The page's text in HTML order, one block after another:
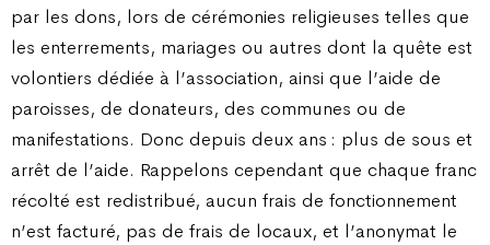
par les dons, lors de cérémonies religieuses telles que
les enterrements, mariages ou autres dont la quête est
volontiers dédiée à l’association, ainsi que l’aide de
paroisses, de donateurs, des communes ou de
manifestations. Donc depuis deux ans : plus de sous et
arrêt de l’aide. Rappelons cependant que chaque franc
récolté est redistribué, aucun frais de fonctionnement
n’est facturé, pas de frais de locaux, et l’anonymat le